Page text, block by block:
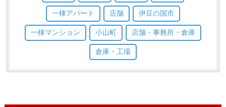
一棟アパート 店舗 伊豆の国市
一棟マンション 小山町 店舗・事務所・倉庫
倉庫・工場